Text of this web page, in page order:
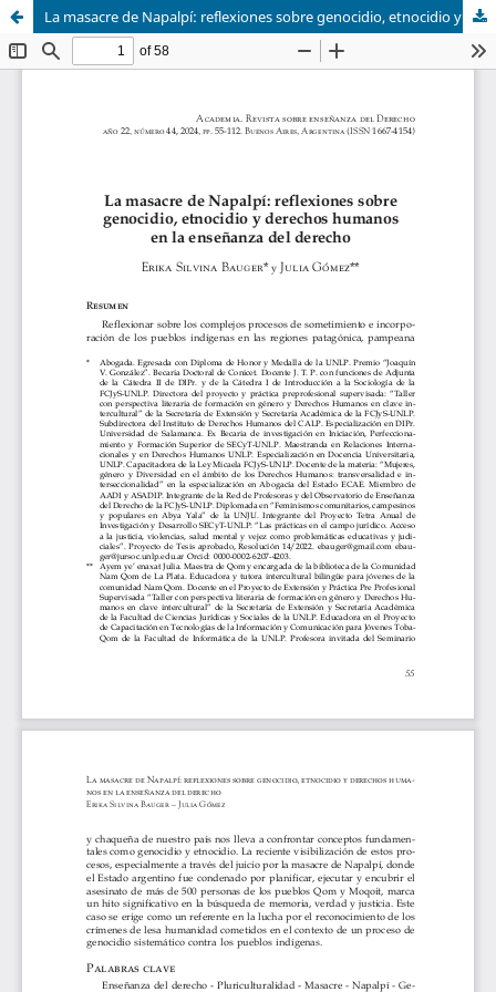
La masacre de Napalpí: reflexiones sobre genocidio, etnocidio y derechos humanos en la enseñanza del derecho